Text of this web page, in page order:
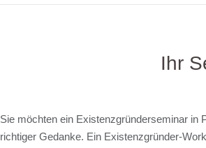
Ihr
Sie möchten ein Existenzgründerseminar in
richtiger Gedanke. Ein Existenzgründer-